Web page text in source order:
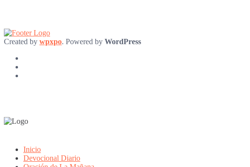
Created by wpxpo. Powered by WordPress
Inicio
Devocional Diario